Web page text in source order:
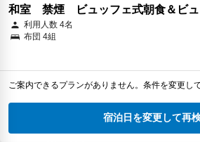
和室 禁煙 ビュッフェ式朝食＆ビュ
利用人数 4名
布団 4組
ご案内できるプランがありません。条件を変更し
宿泊日を変更して再